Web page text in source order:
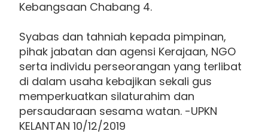
Kebangsaan Chabang 4.
Syabas dan tahniah kepada pimpinan,
pihak jabatan dan agensi Kerajaan, NGO
serta individu perseorangan yang terlibat
di dalam usaha kebajikan sekali gus
memperkuatkan silaturahim dan
persaudaraan sesama watan. -UPKN
KELANTAN 10/12/2019